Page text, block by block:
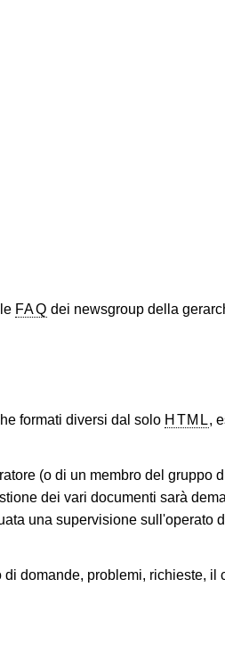
FAQ dei newsgroup della
formati diversi dal solo HTML,
(o di un membro del gruppo
dei vari documenti sarà
una supervisione sull'operato
di domande, problemi, richieste, il